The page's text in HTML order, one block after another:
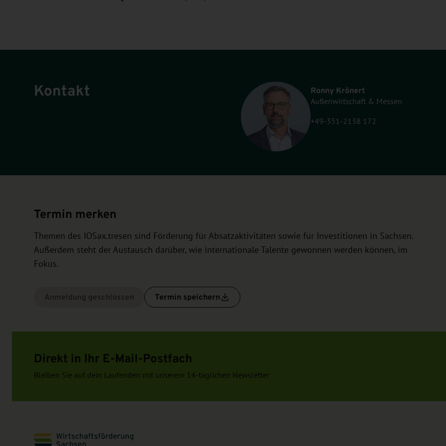
Kontakt Ronny Krönert
Außenwirtschaft & Messen
+49-351-2138 172
Termin merken
Themen des IOSax.tresen sind Förderung für Absatzaktivitäten sowie für Investitionen in Sachsen.
Außerdem steht der Austausch darüber, wie internationale Talente gewonnen werden können, im
Fokus.
Termin speichern
Direkt in Ihr E-Mail-Postfach
Bleiben Sie auf dem Laufenden mit unserem 14-täglichen Newsletter